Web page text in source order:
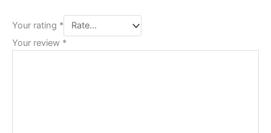
Your rating *
Your review *